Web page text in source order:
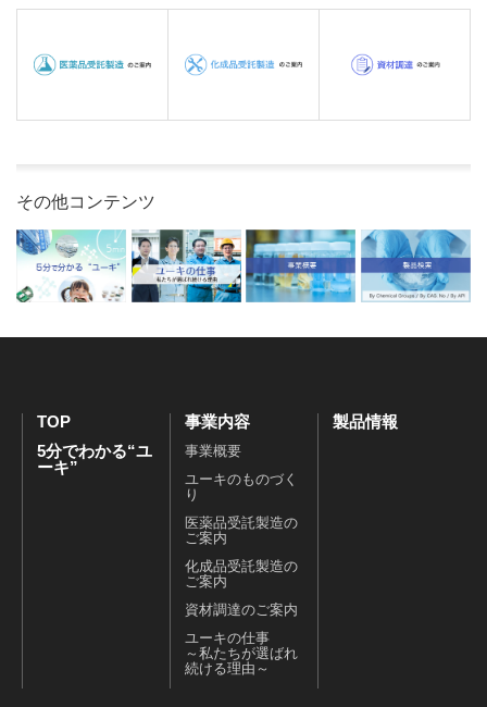
その他コンテンツ
TOP
5分でわかる“ユ
ーキ”
事業内容
事業概要
ユーキのものづく
り
医薬品受託製造の
ご案内
化成品受託製造の
ご案内
資材調達のご案内
ユーキの仕事
～私たちが選ばれ
続ける理由～
製品情報